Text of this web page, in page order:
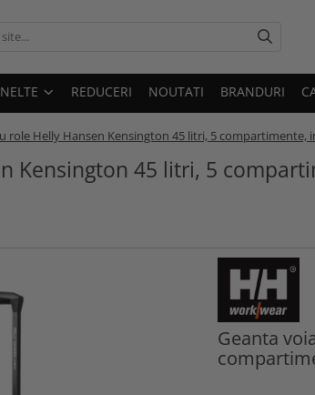
REDUCERI NOUTATI BRANDURI
role Helly Hansen Kensington 45 litri, 5 compartimente,
Kensington 45 litri, 5
Geanta